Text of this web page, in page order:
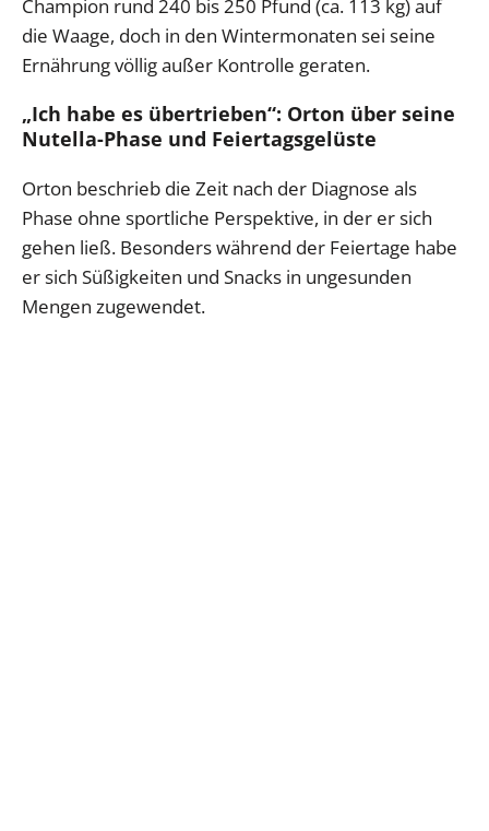
Champion rund 240 bis 250 Pfund (ca. 113 kg) auf
die Waage, doch in den Wintermonaten sei seine
Ernährung völlig außer Kontrolle geraten.
„Ich habe es übertrieben“: Orton über seine
Nutella-Phase und Feiertagsgelüste
Orton beschrieb die Zeit nach der Diagnose als
Phase ohne sportliche Perspektive, in der er sich
gehen ließ. Besonders während der Feiertage habe
er sich Süßigkeiten und Snacks in ungesunden
Mengen zugewendet.